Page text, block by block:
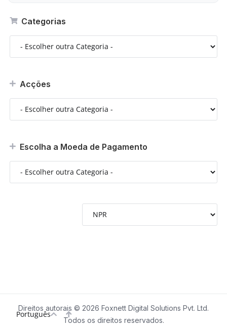
Categorias
Acções
Escolha a Moeda de Pagamento
Português
Direitos autorais © 2026 Foxnett Digital Solutions Pvt. Ltd.
Todos os direitos reservados.